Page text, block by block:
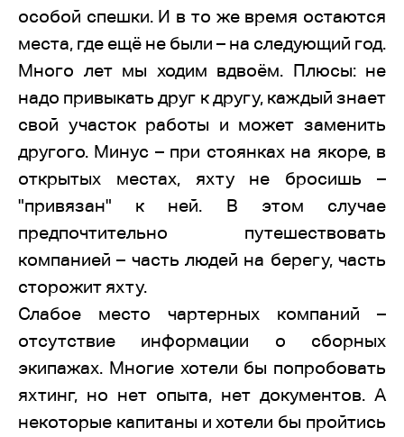
особой спешки. И в то же время остаются
места, где ещё не были – на следующий год.
Много лет мы ходим вдвоём. Плюсы: не
надо привыкать друг к другу, каждый знает
свой участок работы и может заменить
другого. Минус – при стоянках на якоре, в
открытых местах, яхту не бросишь –
"привязан" к ней. В этом случае
предпочтительно путешествовать
компанией – часть людей на берегу, часть
сторожит яхту.
Слабое место чартерных компаний –
отсутствие информации о сборных
экипажах. Многие хотели бы попробовать
яхтинг, но нет опыта, нет документов. А
некоторые капитаны и хотели бы пройтись